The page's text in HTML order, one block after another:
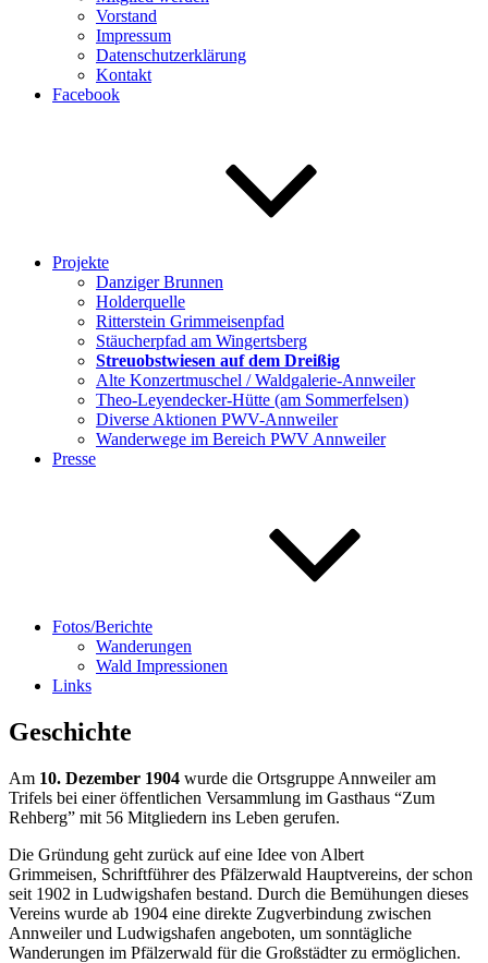
Vorstand
Impressum
Datenschutzerklärung
Kontakt
Facebook
Projekte
Danziger Brunnen
Holderquelle
Ritterstein Grimmeisenpfad
Stäucherpfad am Wingertsberg
Streuobstwiesen auf dem Dreißig
Alte Konzertmuschel / Waldgalerie-Annweiler
Theo-Leyendecker-Hütte (am Sommerfelsen)
Diverse Aktionen PWV-Annweiler
Wanderwege im Bereich PWV Annweiler
Presse
Fotos/Berichte
Wanderungen
Wald Impressionen
Links
Geschichte
Am 10. Dezember 1904 wurde die Ortsgruppe Annweiler am
Trifels bei einer öffentlichen Versammlung im Gasthaus “Zum
Rehberg” mit 56 Mitgliedern ins Leben gerufen.
Die Gründung geht zurück auf eine Idee von Albert
Grimmeisen, Schriftführer des Pfälzerwald Hauptvereins, der schon
seit 1902 in Ludwigshafen bestand. Durch die Bemühungen dieses
Vereins wurde ab 1904 eine direkte Zugverbindung zwischen
Annweiler und Ludwigshafen angeboten, um sonntägliche
Wanderungen im Pfälzerwald für die Großstädter zu ermöglichen.